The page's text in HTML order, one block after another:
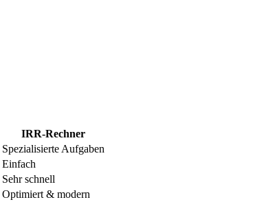
IRR-Rechner
Spezialisierte Aufgaben
Einfach
Sehr schnell
Optimiert & modern